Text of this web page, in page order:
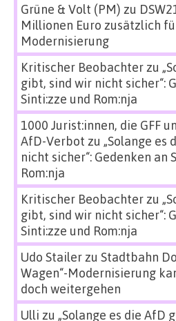
Grüne & Volt (PM) zu
Millionen Euro zusätzlich
Modernisierung
Kritischer Beobachterzu
gibt, sind wir nicht sicher“:
Sinti:zze und Rom:nja
1000 Jurist:innen, die GFF
AfD-Verbot zu „Solange es
nicht sicher“: Gedenken an
Rom:nja
Kritischer Beobachterzu
gibt, sind wir nicht sicher“:
Sinti:zze und Rom:nja
Udo Stailerzu Stadtbahn
Wagen“-Modernisierung
doch weitergehen
Ulli zu „Solange es die AfD